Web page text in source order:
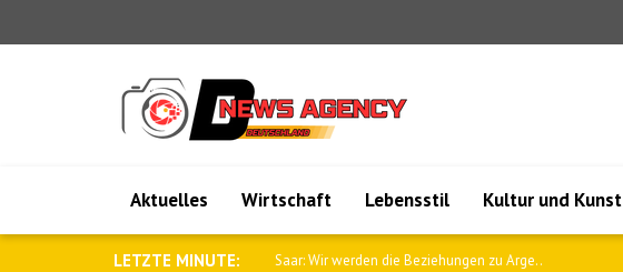
Aktuelles Wirtschaft Lebensstil Kultur und Kunst
LETZTE MINUTE: Saar: Wir werden die Beziehungen zu Arge..